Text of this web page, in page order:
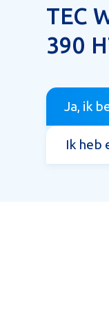
Mijn bericht
TEC
390
Ja, ik
Ik heb